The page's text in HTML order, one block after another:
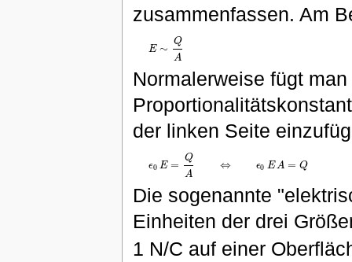
zusammenfassen. Am
E ∼
Q
A
E ∼QA
Normalerweise fügt
der linken Seite
ϵ0 E =
Q
A
⇔ ϵ0 E A = Q
ϵ A⇔ =Q
Die sogenannte
Einheiten der drei
1 N/C auf einer